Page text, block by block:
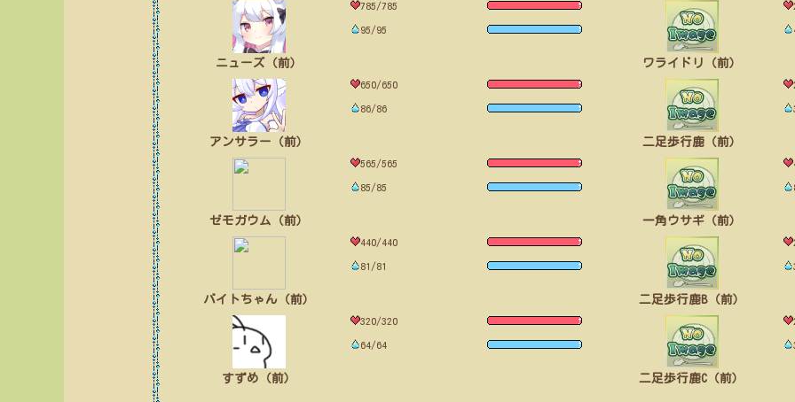
ニューズ（前）
785/785
95/95
アンサラー（前）
650/650
86/86
ゼモガウム（前）
565/565
85/85
バイトちゃん（前）
440/440
81/81
すずめ（前）
320/320
64/64
ワライドリ（前）
二足歩行鹿（前）
一角ウサギ（前）
二足歩行鹿B（前）
二足歩行鹿C（前）